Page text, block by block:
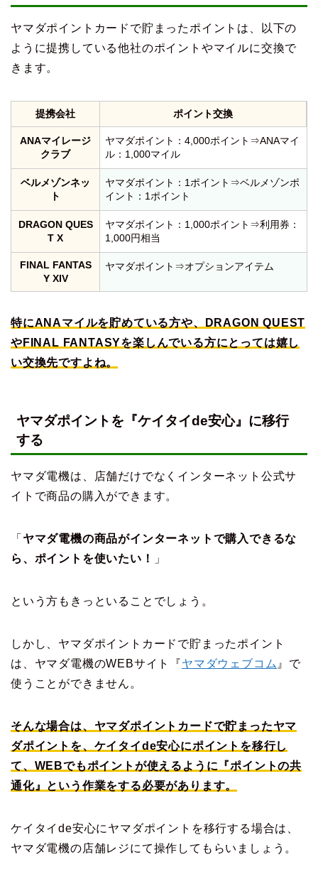
ヤマダポイントカードで貯まったポイントは、以下の
ように提携している他社のポイントやマイルに交換で
きます。
提携会社 ポイント交換
ANAマイレージ
クラブ
ヤマダポイント：4,000ポイント⇒ANAマイ
ル：1,000マイル
ベルメゾンネッ
ト
ヤマダポイント：1ポイント⇒ベルメゾンポ
イント：1ポイント
DRAGON QUES
T X
ヤマダポイント：1,000ポイント⇒利用券：
1,000円相当
FINAL FANTAS
Y XIV
ヤマダポイント⇒オプションアイテム
特にANAマイルを貯めている方や、DRAGON QUEST
やFINAL FANTASYを楽しんでいる方にとっては嬉し
い交換先ですよね。
ヤマダポイントを『ケイタイde安心』に移行
する
ヤマダ電機は、店舗だけでなくインターネット公式サ
イトで商品の購入ができます。
「 ヤマダ電機の商品がインターネットで購入できるな
ら、ポイントを使いたい！
」
という方もきっといることでしょう。
しかし、ヤマダポイントカードで貯まったポイント
は、ヤマダ電機のWEBサイト『ヤマダウェブコム 』で
使うことができません。
そんな場合は、ヤマダポイントカードで貯まったヤマ
ダポイントを、ケイタイde安心にポイントを移行し
て、WEBでもポイントが使えるように『ポイントの共
通化』という作業をする必要があります。
ケイタイde安心にヤマダポイントを移行する場合は、
ヤマダ電機の店舗レジにて操作してもらいましょう。